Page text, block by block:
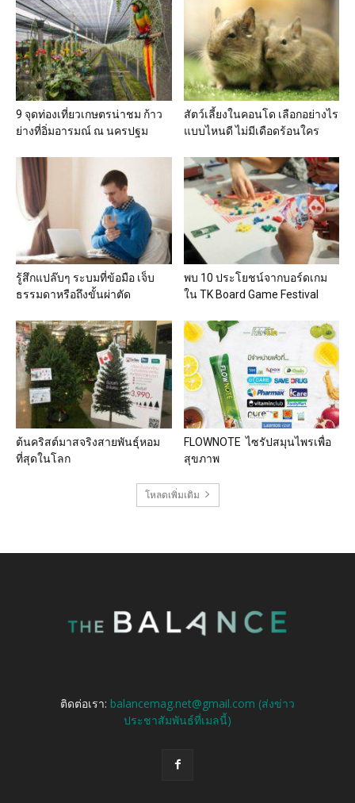
9 จุดท่องเที่ยวเกษตรน่าชม ก้าว
ย่างที่อิ่มอารมณ์ ณ นครปฐม
สัตว์เลี้ยงในคอนโด เลือกอย่างไร
แบบไหนดี ไม่มีเดือดร้อนใคร
รู้สึกแปล๊บๆ ระบมที่ข้อมือ เจ็บ
ธรรมดาหรือถึงขั้นผ่าตัด
พบ 10 ประโยชน์จากบอร์ดเกม
ใน TK Board Game Festival
ต้นคริสต์มาสจริงสายพันธุ์หอม
ที่สุดในโลก
FLOWNOTE ไซรัปสมุนไพรเพื่อ
สุขภาพ
โหลดเพิ่มเติม
ติดต่อเรา: balancemag.net@gmail.com (ส่งข่าว
ประชาสัมพันธ์ที่เมลนี้)